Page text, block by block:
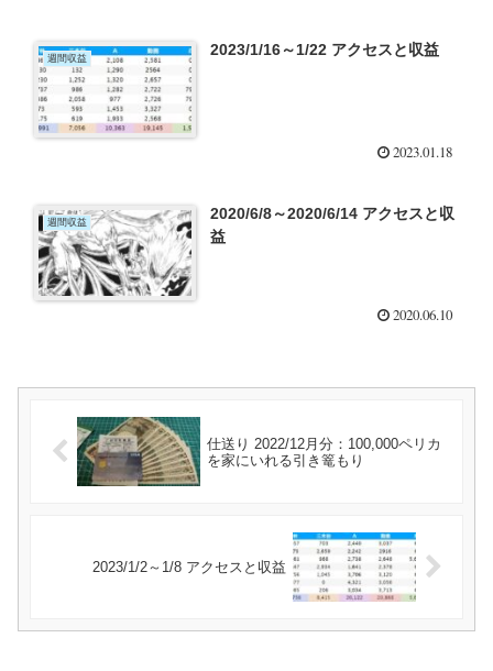
週間収益 2023/1/16～1/22 アクセスと収益
2023.01.18
週間収益
2020/6/8～2020/6/14 アクセスと収
益
2020.06.10
仕送り 2022/12月分：100,000ペリカ
を家にいれる引き篭もり
2023/1/2～1/8 アクセスと収益